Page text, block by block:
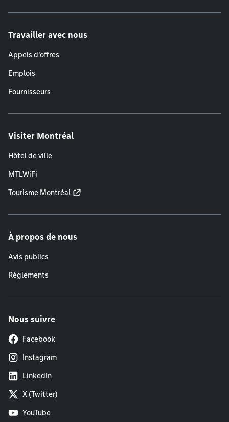
Travailler avec nous
Appels d'offres
Emplois
Fournisseurs
Visiter Montréal
Hôtel de ville
MTLWiFi
Tourisme Montréal
À propos de nous
Avis publics
Règlements
Nous suivre
Facebook
Instagram
LinkedIn
X (Twitter)
YouTube